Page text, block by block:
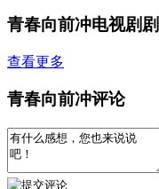
青春向前冲电视剧
查看更多
青春向前冲评论